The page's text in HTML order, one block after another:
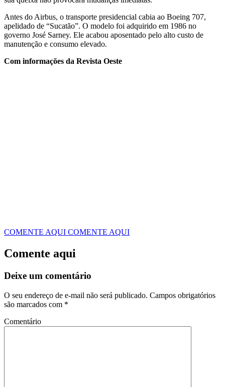
Antes do Airbus, o transporte presidencial cabia ao Boeing 707,
apelidado de “Sucatão”. O modelo foi adquirido em 1986 no
governo José Sarney. Ele acabou aposentado pelo alto custo de
manutenção e consumo elevado.
Com informações da Revista Oeste
COMENTE AQUI COMENTE AQUI
Comente aqui
Deixe um comentário
O seu endereço de e-mail não será publicado. Campos obrigatórios
são marcados com *
Comentário